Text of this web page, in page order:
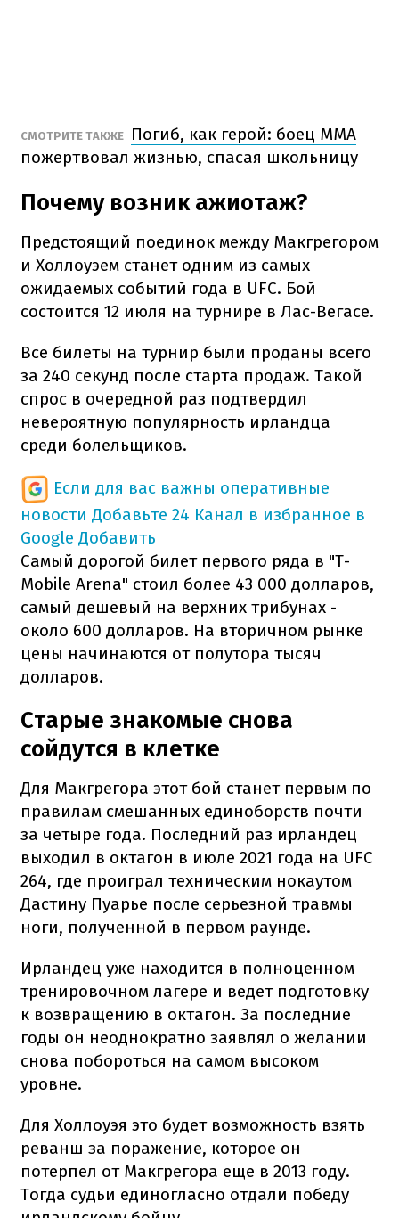
СМОТРИТЕ ТАКЖЕ
Погиб, как герой: боец ММА
пожертвовал жизнью, спасая школьницу
Почему возник ажиотаж?
Предстоящий поединок между Макгрегором
и Холлоуэем станет одним из самых
ожидаемых событий года в UFC. Бой
состоится 12 июля на турнире в Лас-Вегасе.
Все билеты на турнир были проданы всего
за 240 секунд после старта продаж. Такой
спрос в очередной раз подтвердил
невероятную популярность ирландца
среди болельщиков.
Если для вас важны оперативные
новости Добавьте 24 Канал в избранное в
Google Добавить
Самый дорогой билет первого ряда в "T-
Mobile Arena" стоил более 43 000 долларов,
самый дешевый на верхних трибунах -
около 600 долларов. На вторичном рынке
цены начинаются от полутора тысяч
долларов.
Старые знакомые снова
сойдутся в клетке
Для Макгрегора этот бой станет первым по
правилам смешанных единоборств почти
за четыре года. Последний раз ирландец
выходил в октагон в июле 2021 года на UFC
264, где проиграл техническим нокаутом
Дастину Пуарье после серьезной травмы
ноги, полученной в первом раунде.
Ирландец уже находится в полноценном
тренировочном лагере и ведет подготовку
к возвращению в октагон. За последние
годы он неоднократно заявлял о желании
снова побороться на самом высоком
уровне.
Для Холлоуэя это будет возможность взять
реванш за поражение, которое он
потерпел от Макгрегора еще в 2013 году.
Тогда судьи единогласно отдали победу